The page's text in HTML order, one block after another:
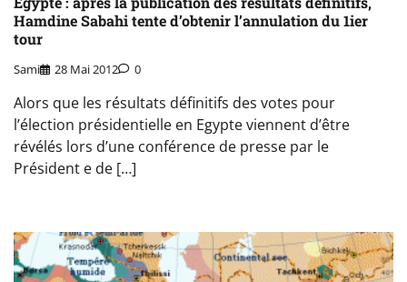
Hamdine Sabahi tente d’obtenir l’annulation du 1ier
tour
Sami 28 Mai 2012 0
Alors que les résultats définitifs des votes pour
l’élection présidentielle en Egypte viennent d’être
révélés lors d’une conférence de presse par le
Président e de […]